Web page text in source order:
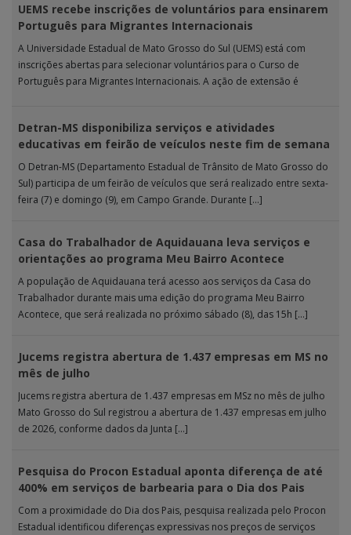
UEMS recebe inscrições de voluntários para ensinarem
Português para Migrantes Internacionais
A Universidade Estadual de Mato Grosso do Sul (UEMS) está com
inscrições abertas para selecionar voluntários para o Curso de
Português para Migrantes Internacionais. A ação de extensão é
Detran-MS disponibiliza serviços e atividades
educativas em feirão de veículos neste fim de semana
O Detran-MS (Departamento Estadual de Trânsito de Mato Grosso do
Sul) participa de um feirão de veículos que será realizado entre sexta-
feira (7) e domingo (9), em Campo Grande. Durante […]
Casa do Trabalhador de Aquidauana leva serviços e
orientações ao programa Meu Bairro Acontece
A população de Aquidauana terá acesso aos serviços da Casa do
Trabalhador durante mais uma edição do programa Meu Bairro
Acontece, que será realizada no próximo sábado (8), das 15h […]
Jucems registra abertura de 1.437 empresas em MS no
mês de julho
Jucems registra abertura de 1.437 empresas em MSz no mês de julho
Mato Grosso do Sul registrou a abertura de 1.437 empresas em julho
de 2026, conforme dados da Junta […]
Pesquisa do Procon Estadual aponta diferença de até
400% em serviços de barbearia para o Dia dos Pais
Com a proximidade do Dia dos Pais, pesquisa realizada pelo Procon
Estadual identificou diferenças expressivas nos preços de serviços